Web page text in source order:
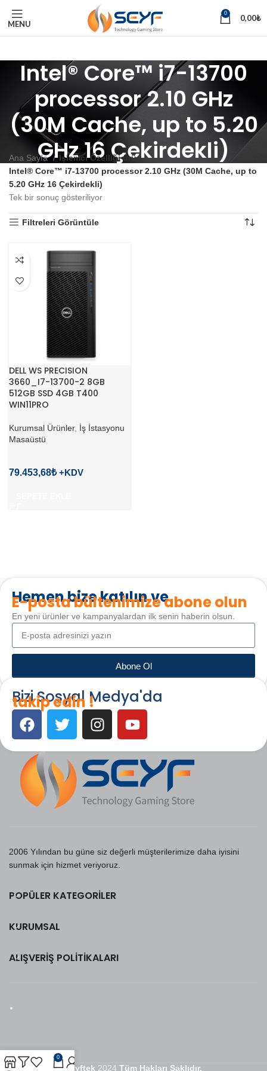
MENU
0 0,00₺
Intel® Core™ i7-13700
processor 2.10 GHz
(30M Cache, up to 5.20
GHz 16 Çekirdekli)
Ana Sayfa
İşlemci Özelliği ürün
Intel® Core™ i7-13700 processor 2.10 GHz (30M Cache, up to
5.20 GHz 16 Çekirdekli)
Tek bir sonuç gösteriliyor
Filtreleri Görüntüle
DELL WS PRECISION
3660_I7-13700-2 8GB
512GB SSD 4GB T400
WIN11PRO
Kurumsal Ürünler, İş İstasyonu
Masaüstü
79.453,68₺
Hemen bize katılın ve
E-posta bültenimize abone olun
En yeni ürünler ve kampanyalardan ilk senin haberin olsun.
Abone Ol
Bizi Sosyal Medya'da
takip edin !
2006 Yılından bu güne siz değerli müşterilerimize daha iyisini
sunmak için hizmet veriyoruz.
POPÜLER KATEGORILER
KURUMSAL
ALIŞVERIŞ POLITIKALARI
Seyftek 2024 Tüm Hakları Saklıdır.
0